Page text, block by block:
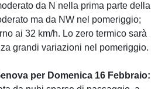
da N nella prima parte della
ma da NW nel pomeriggio;
ai 32 km/h. Lo zero termico sarà
grandi variazioni nel pomeriggio.
per Domenica 16 Febbraio: